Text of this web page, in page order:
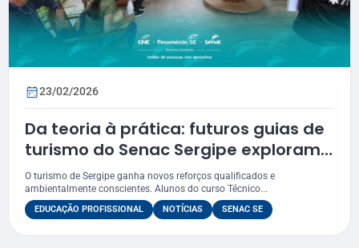
23/02/2026
Da teoria à prática: futuros guias de
turismo do Senac Sergipe exploram
o Santuário da Mata
O turismo de Sergipe ganha novos reforços qualificados e
ambientalmente conscientes. Alunos do curso Técnico...
EDUCAÇÃO PROFISSIONAL NOTÍCIAS SENAC SE